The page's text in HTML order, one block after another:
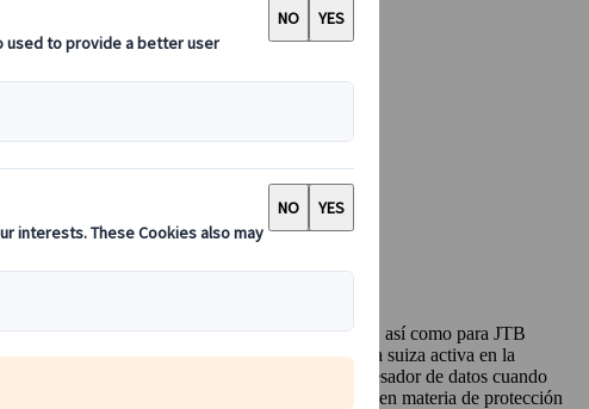
filiales (conjuntamente, “JTB Europe Group”), así como para JTB
sobre cómo la Empresa, una compañía suiza activa en la
o revelas. También actuamos como procesador de datos cuando
aplicable de la UE y de los Estados miembros en materia de protección